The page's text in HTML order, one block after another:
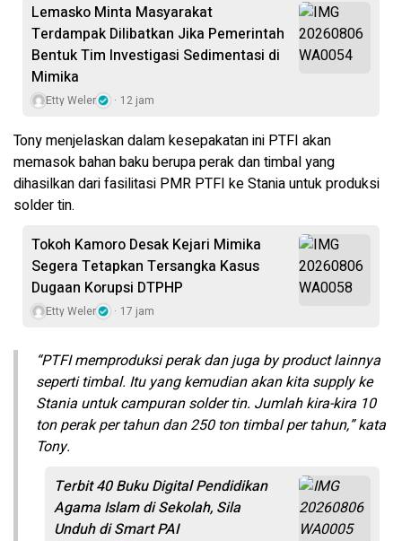
Lemasko Minta Masyarakat
Terdampak Dilibatkan Jika Pemerintah
Bentuk Tim Investigasi Sedimentasi di
Mimika
Etty Weler 12 jam
Tony menjelaskan dalam kesepakatan ini PTFI akan
memasok bahan baku berupa perak dan timbal yang
dihasilkan dari fasilitasi PMR PTFI ke Stania untuk produksi
solder tin.
Tokoh Kamoro Desak Kejari Mimika
Segera Tetapkan Tersangka Kasus
Dugaan Korupsi DTPHP
Etty Weler 17 jam
“PTFI memproduksi perak dan juga by product lainnya
seperti timbal. Itu yang kemudian akan kita supply ke
Stania untuk campuran solder tin. Jumlah kira-kira 10
ton perak per tahun dan 250 ton timbal per tahun,” kata
Tony.
Terbit 40 Buku Digital Pendidikan
Agama Islam di Sekolah, Sila
Unduh di Smart PAI